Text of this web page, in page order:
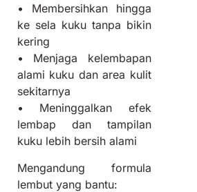
• Membersihkan hingga
ke sela kuku tanpa bikin
kering
• Menjaga kelembapan
alami kuku dan area kulit
sekitarnya
• Meninggalkan efek
lembap dan tampilan
kuku lebih bersih alami
Mengandung formula
lembut yang bantu: